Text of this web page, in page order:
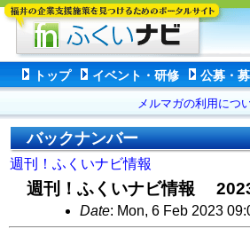
トップ イベント・研修 公募・
メルマガの利用につ
バックナンバー
週刊！ふくいナビ情報
週刊！ふくいナビ情報
Date: Mon, 6 Feb 2023